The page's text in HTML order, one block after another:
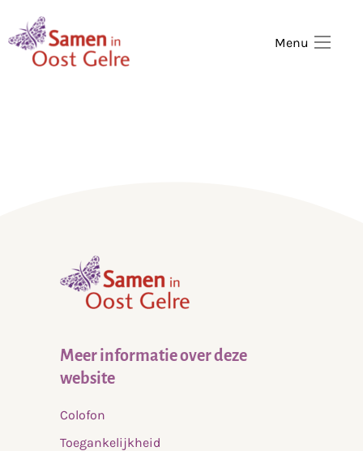
Menu
Meer informatie over deze
website
Colofon
Toegankelijkheid